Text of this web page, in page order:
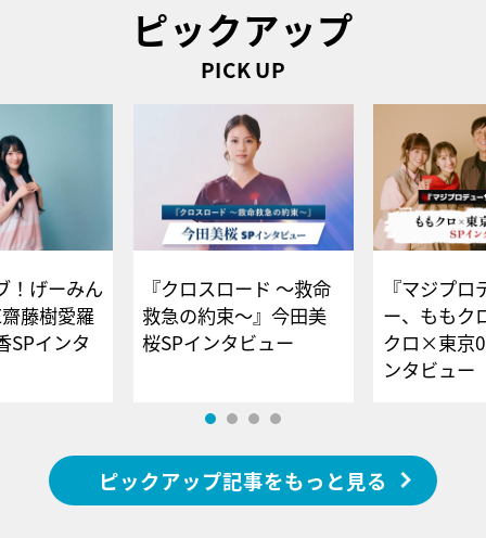
ピックアップ
PICK UP
！げーみん
藤樹愛羅
SPインタ
『クロスロード ～救命
救急の約束～』今田美
桜SPインタビュー
『マジプロ
ー、ももク
クロ×東京
ンタビュー
ピックアップ記事をもっと見る